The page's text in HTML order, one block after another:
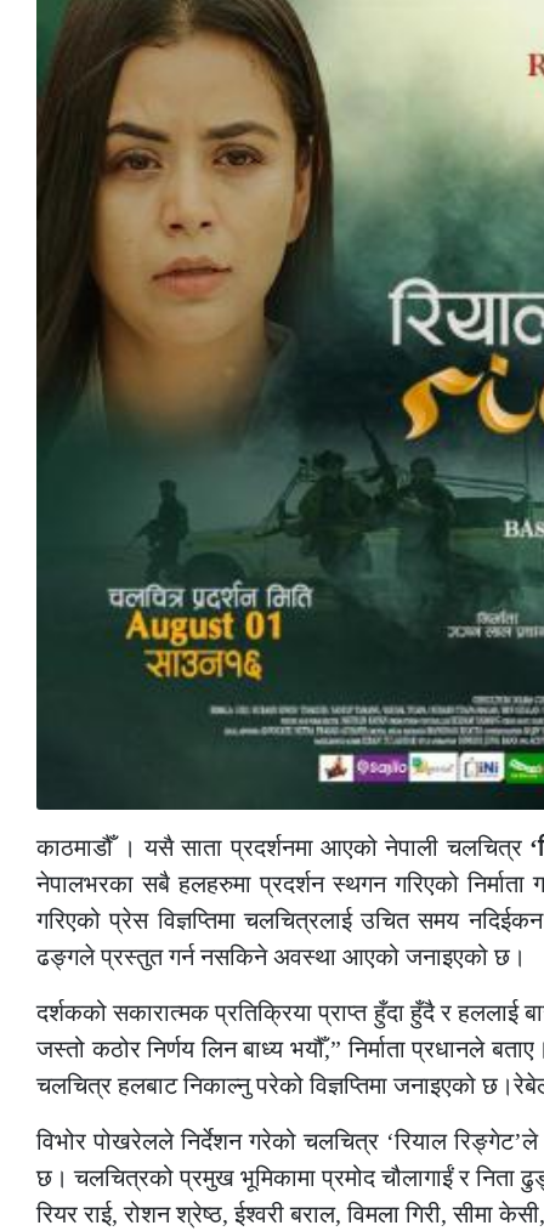
काठमाडौँ । यसै साता प्रदर्शनमा आएको नेपाली चलचित्र
नेपालभरका सबै हलहरुमा प्रदर्शन स्थगन गरिएको निर्माता
गरिएको प्रेस विज्ञप्तिमा चलचित्रलाई उचित समय
ढङ्गले प्रस्तुत गर्न नसकिने अवस्था आएको जनाइएको छ।
दर्शकको सकारात्मक प्रतिक्रिया प्राप्त हुँदा हुँदै र हललाई
जस्तो कठोर निर्णय लिन बाध्य भयौँ,” निर्माता प्रधानले
चलचित्र हलबाट निकाल्नु परेको विज्ञप्तिमा जनाइएको
विभोर पोखरेलले निर्देशन गरेको चलचित्र ‘रियाल
छ। चलचित्रको प्रमुख भूमिकामा प्रमोद चौलागाईं र निता
रियर राई, रोशन श्रेष्ठ, ईश्वरी बराल, विमला गिरी, सीमा